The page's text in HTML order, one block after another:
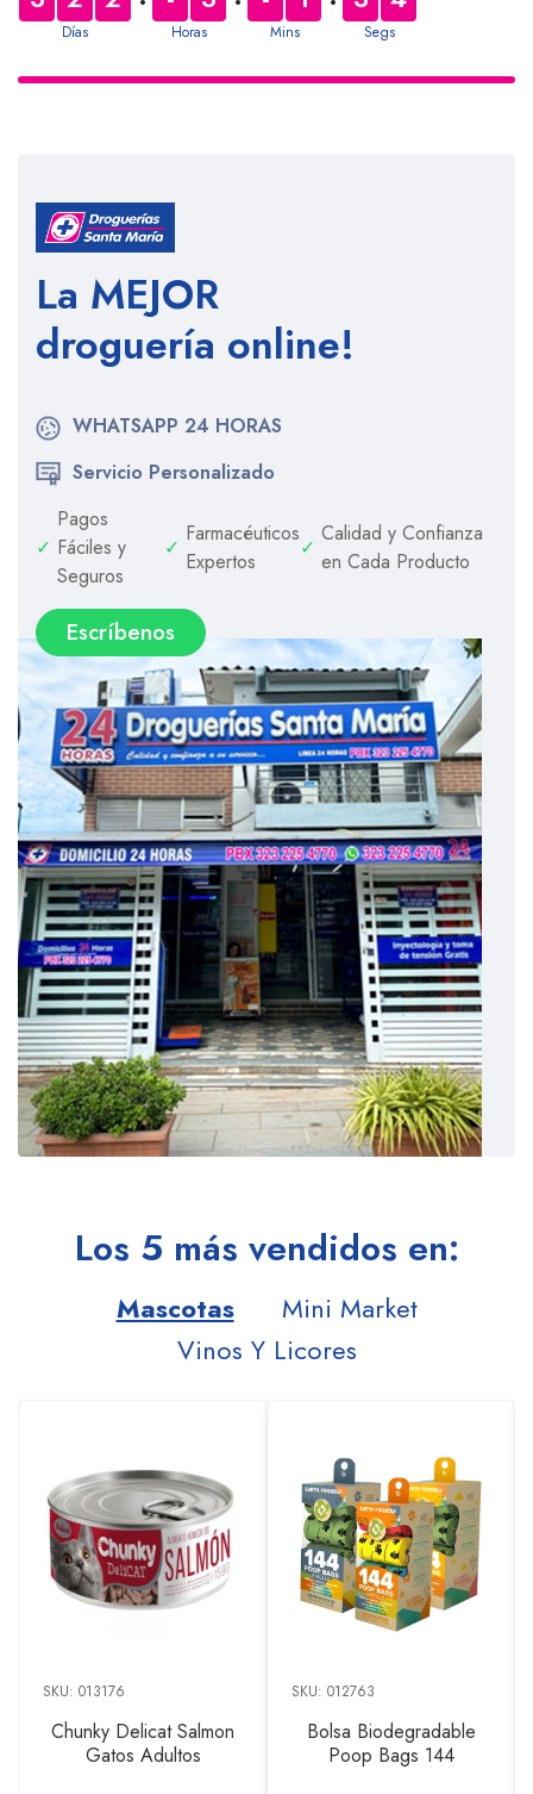
Días Horas Mins Segs
La MEJOR
droguería online!
WHATSAPP 24 HORAS
Servicio Personalizado
✓
Pagos
Fáciles y
Seguros
✓
Farmacéuticos
Expertos
✓
Calidad y Confianza
en Cada Producto
Escríbenos
Los 5 más vendidos en:
Mascotas
Mini Market
Vinos Y Licores
SKU: 013176
Chunky Delicat Salmon
Gatos Adultos
SKU: 012763
Bolsa Biodegradable
Poop Bags 144